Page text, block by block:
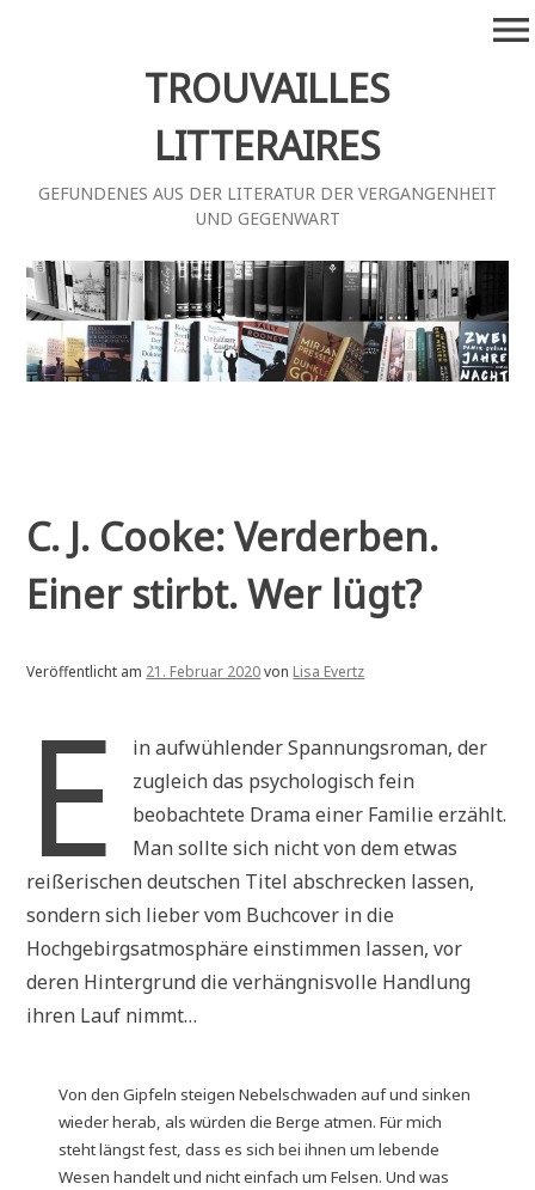
TROUVAILLES
LITTERAIRES
GEFUNDENES AUS DER LITERATUR DER VERGANGENHEIT
UND GEGENWART
menu
C. J. Cooke: Verderben.
Einer stirbt. Wer lügt?
Veröffentlicht am 21. Februar 2020von Lisa Evertz
E
in aufwühlender Spannungsroman, der
zugleich das psychologisch fein
beobachtete Drama einer Familie erzählt.
Man sollte sich nicht von dem etwas
reißerischen deutschen Titel abschrecken lassen,
sondern sich lieber vom Buchcover in die
Hochgebirgsatmosphäre einstimmen lassen, vor
deren Hintergrund die verhängnisvolle Handlung
ihren Lauf nimmt…
Von den Gipfeln steigen Nebelschwaden auf und sinken
wieder herab, als würden die Berge atmen. Für mich
steht längst fest, dass es sich bei ihnen um lebende
Wesen handelt und nicht einfach um Felsen. Und was